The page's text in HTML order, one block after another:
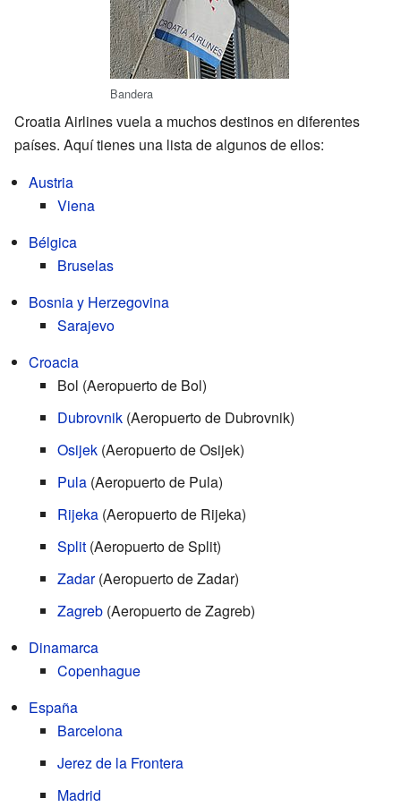
Bandera
Croatia Airlines vuela a muchos destinos en diferentes
países. Aquí tienes una lista de algunos de ellos:
Austria
Viena
Bélgica
Bruselas
Bosnia y Herzegovina
Sarajevo
Croacia
Bol (Aeropuerto de Bol)
Dubrovnik (Aeropuerto de Dubrovnik)
Osijek (Aeropuerto de Osijek)
Pula (Aeropuerto de Pula)
Rijeka (Aeropuerto de Rijeka)
Split (Aeropuerto de Split)
Zadar(Aeropuerto de Zadar)
Zagreb (Aeropuerto de Zagreb)
Dinamarca
Copenhague
España
Barcelona
Jerez de la Frontera
Madrid